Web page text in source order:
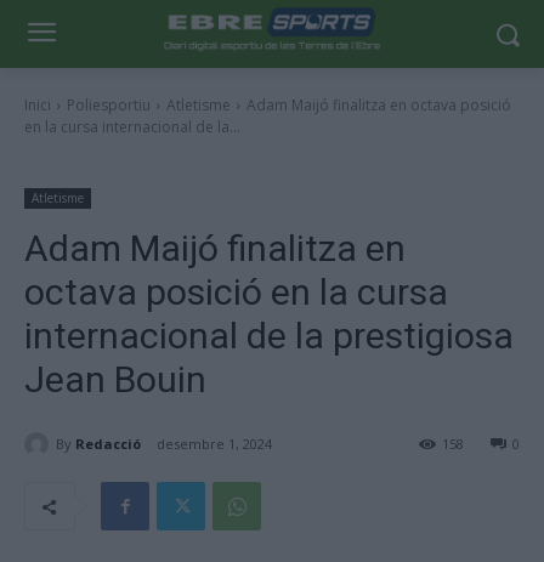
Inici Poliesportiu Atletisme
Adam Maijó finalitza en octava posició
en la cursa internacional de la...
Atletisme
Adam Maijó finalitza en
octava posició en la cursa
internacional de la prestigiosa
Jean Bouin
By Redacció desembre 1, 2024 0
158